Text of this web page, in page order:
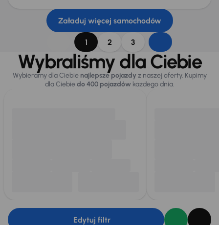
Załaduj więcej samochodów
1 2 3
Wybraliśmy dla Ciebie
Wybieramy dla Ciebie najlepsze pojazdy z naszej oferty. Kupimy
dla Ciebiedo 400 pojazdówkażdego dnia.
Edytuj filtr